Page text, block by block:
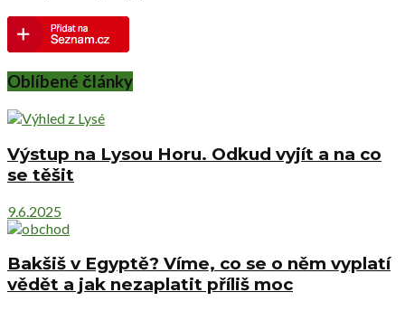
Oblíbené články
Výstup na Lysou Horu. Odkud vyjít a na co
se těšit
9.6.2025
Bakšiš v Egyptě? Víme, co se o něm vyplatí
vědět a jak nezaplatit příliš moc